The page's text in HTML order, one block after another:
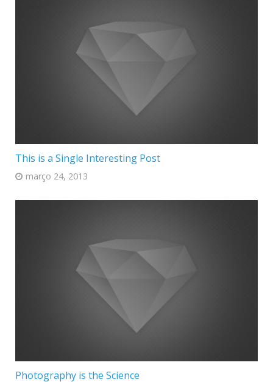
This is a Single Interesting Post
março 24, 2013
Photography is the Science